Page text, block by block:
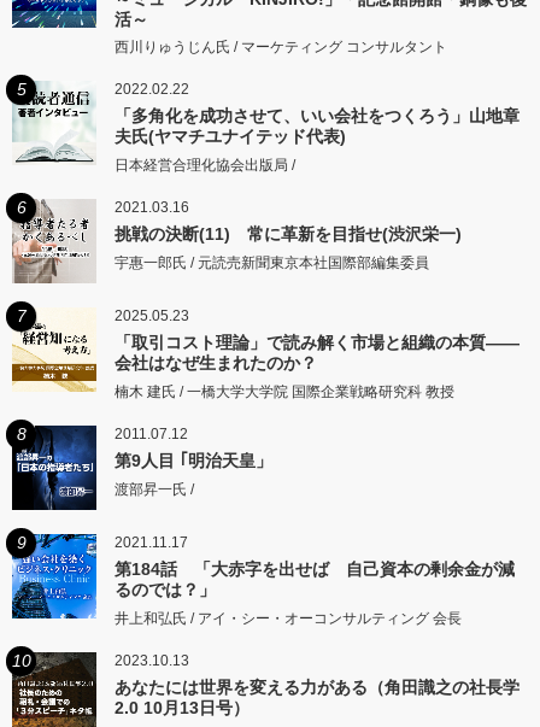
活～
西川りゅうじん氏 / マーケティング コンサルタント
5 2022.02.22
「多角化を成功させて、いい会社をつくろう」山地章
夫氏(ヤマチユナイテッド代表)
日本経営合理化協会出版局 /
6 2021.03.16
挑戦の決断(11) 常に革新を目指せ(渋沢栄一)
宇惠一郎氏 / 元読売新聞東京本社国際部編集委員
7 2025.05.23
「取引コスト理論」で読み解く市場と組織の本質――
会社はなぜ生まれたのか？
楠木 建氏 / 一橋大学大学院 国際企業戦略研究科 教授
8 2011.07.12
第9人目 ｢明治天皇」
渡部昇一氏 /
9 2021.11.17
第184話 「大赤字を出せば 自己資本の剰余金が減
るのでは？」
井上和弘氏 / アイ・シー・オーコンサルティング 会長
10 2023.10.13
あなたには世界を変える力がある（角田識之の社長学
2.0 10月13日号）